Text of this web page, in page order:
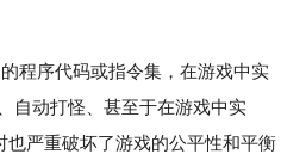
程序代码或指令集，在游戏中实
自动打怪、甚至于在游戏中实
也严重破坏了游戏的公平性和平衡